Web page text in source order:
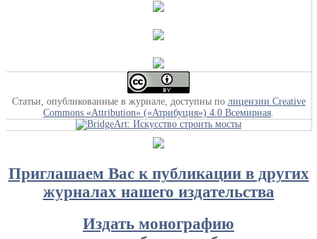
Статьи, опубликованные в журнале, доступны по лицензии Creative
Commons «Attribution» («Атрибуция») 4.0 Всемирная.
Приглашаем Вас к публикации в других
журналах нашего издательства
Издать монографию